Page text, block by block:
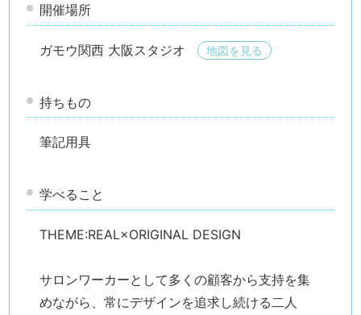
開催場所
ガモウ関西 大阪スタジオ 地図を見る
持ちもの
筆記用具
学べること
THEME:REAL×ORIGINAL DESIGN
サロンワーカーとして多くの顧客から支持を集
めながら、常にデザインを追求し続ける二人